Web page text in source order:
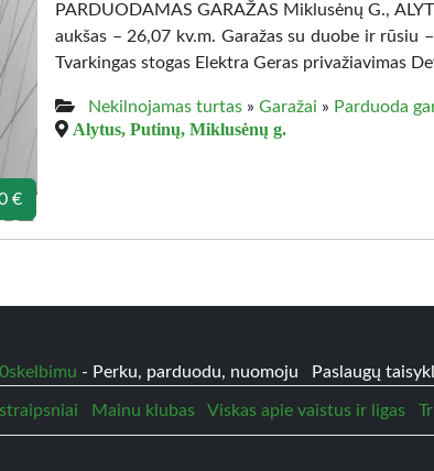
€
PARDUODAMAS GARAŽAS Miklusėnų G.,
aukšas – 26,07 kv.m. Garažas su duobe ir
Tvarkingas stogas Elektra Geras privažiavimas
Nekilnojamas turtas » Garažai » Parduoda
Alytus, Putinų, Miklusėnų g.
- Perku, parduodu, nuomoju Paslaugų
Mainu klubas Viskas apie vaistus ir ligas